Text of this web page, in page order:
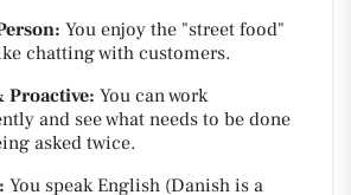
You enjoy the "street food"
chatting with customers.
Proactive: You can work
and see what needs to be done
asked twice.
You speak English (Danish is a